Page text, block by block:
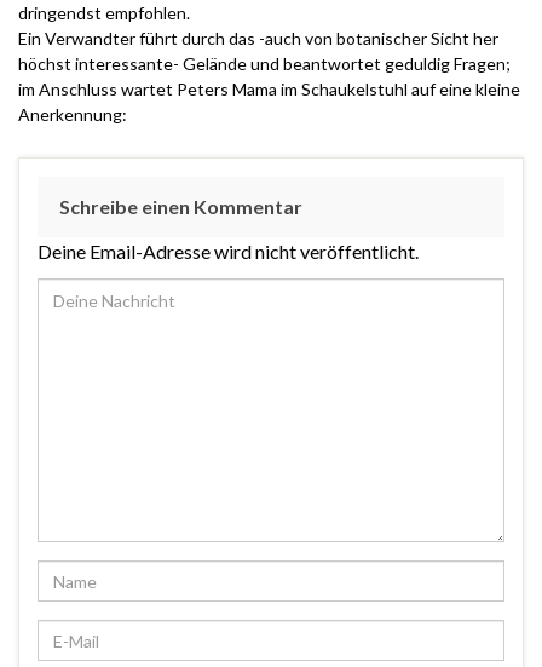
dringendst empfohlen.
Ein Verwandter führt durch das -auch von botanischer Sicht her
höchst interessante- Gelände und beantwortet geduldig Fragen;
im Anschluss wartet Peters Mama im Schaukelstuhl auf eine kleine
Anerkennung:
Schreibe einen Kommentar
Deine Email-Adresse wird nicht veröffentlicht.